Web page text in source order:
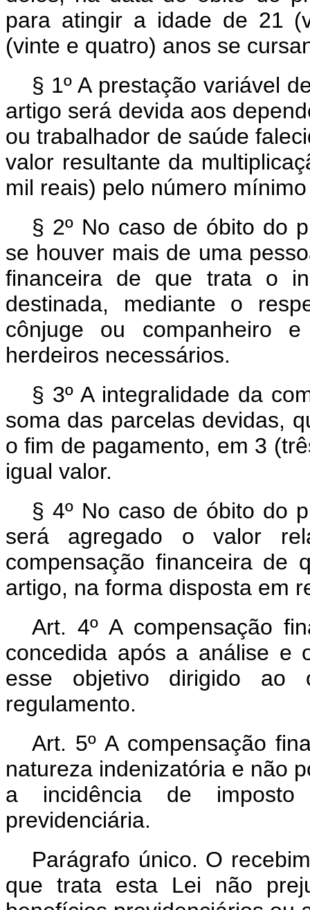
para atingir a idade de 21
(vinte e quatro) anos se
§ 1º A prestação variável
artigo será devida aos
ou trabalhador de saúde
valor resultante da
mil reais) pelo número
§ 2º No caso de óbito do
se houver mais de uma
financeira de que trata o
destinada, mediante o
cônjuge ou companheiro
herdeiros necessários.
§ 3º A integralidade da
soma das parcelas devidas,
o fim de pagamento, em 3
igual valor.
§ 4º No caso de óbito do
será agregado o valor
compensação financeira
artigo, na forma disposta em
Art. 4º A compensação
concedida após a análise e
esse objetivo dirigido ao
regulamento.
Art. 5º A compensação
natureza indenizatória e não
a incidência de
previdenciária.
Parágrafo único. O
que trata esta Lei não